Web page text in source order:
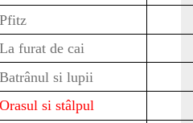
Pfitz
La furat de cai
Batrânul si lupii
Orasul si stâlpul